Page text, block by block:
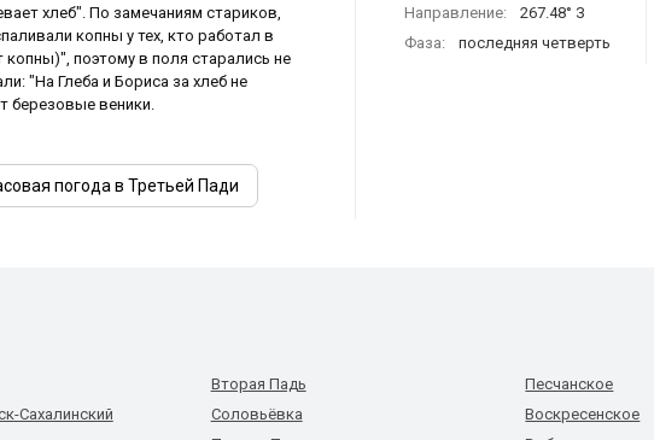
хлеб". По замечаниям стариков,
копны у тех, кто работал в
поэтому в поля старались не
"На Глеба и Бориса за хлеб не
березовые веники.
погода в Третьей Пади
Направление:
267.48° З
Фаза:
последняя четверть
Сахалинский
Вторая Падь
Соловьёвка
Песчанское
Воскресенское